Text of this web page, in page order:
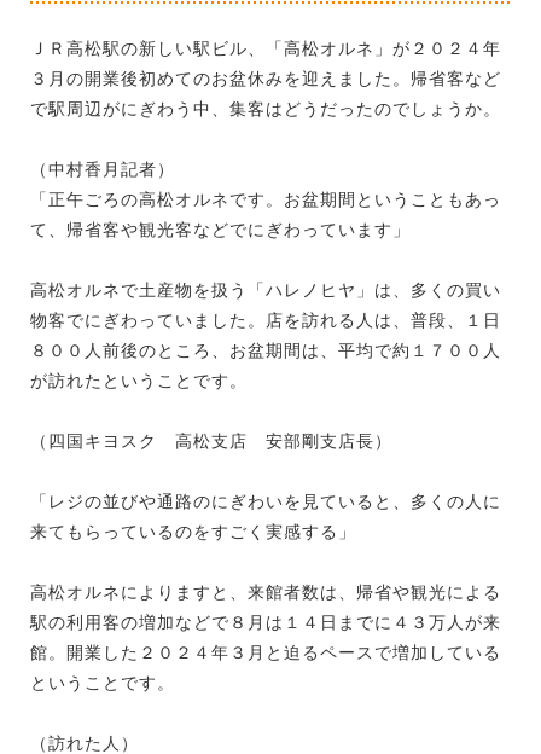
ＪＲ高松駅の新しい駅ビル、「高松オルネ」が２０２４年
３月の開業後初めてのお盆休みを迎えました。帰省客など
で駅周辺がにぎわう中、集客はどうだったのでしょうか。
（中村香月記者）
「正午ごろの高松オルネです。お盆期間ということもあっ
て、帰省客や観光客などでにぎわっています」
高松オルネで土産物を扱う「ハレノヒヤ」は、多くの買い
物客でにぎわっていました。店を訪れる人は、普段、１日
８００人前後のところ、お盆期間は、平均で約１７００人
が訪れたということです。
（四国キヨスク 高松支店 安部剛支店長）
「レジの並びや通路のにぎわいを見ていると、多くの人に
来てもらっているのをすごく実感する」
高松オルネによりますと、来館者数は、帰省や観光による
駅の利用客の増加などで８月は１４日までに４３万人が来
館。開業した２０２４年３月と迫るペースで増加している
ということです。
（訪れた人）